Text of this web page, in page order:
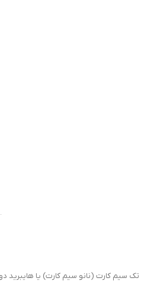
تک سیم کارت (نانو سیم کارت) یا هایبرید